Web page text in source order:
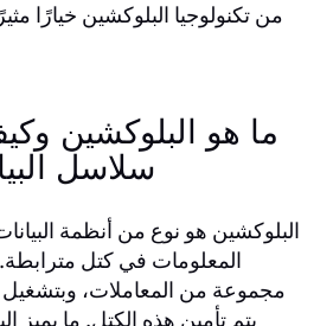
من تكنولوجيا البلوكشين خيارًا
ما هو البلوكشين
سلاسل
البلوكشين هو نوع من أنظمة
المعلومات في كتل
مجموعة من المعاملات، وبتشغيل
يتم تأمين هذه الكتل. ما